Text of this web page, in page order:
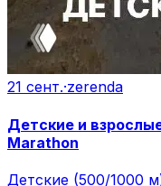
21 сент.·zerenda
Детские и
Marathon
Детские (500/1000